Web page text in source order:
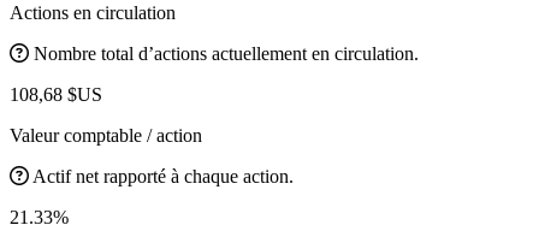
Actions en circulation
Nombre total d’actions actuellement en circulation.
108,68 $US
Valeur comptable / action
Actif net rapporté à chaque action.
21.33%